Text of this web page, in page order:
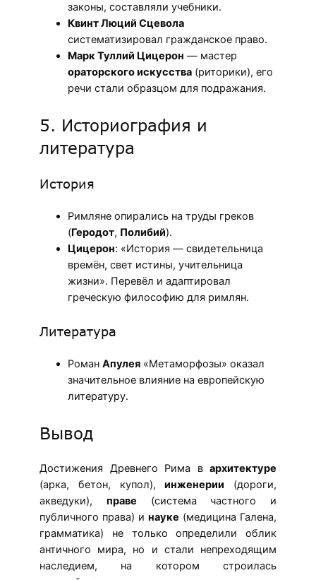
законы, составляли учебники.
Квинт Люций Сцевола
систематизировал гражданское право.
Марк Туллий Цицерон — мастер
ораторского искусства (риторики), его
речи стали образцом для подражания.
5. Историография и
литература
История
Римляне опирались на труды греков
(Геродот, Полибий).
Цицерон: «История — свидетельница
времён, свет истины, учительница
жизни». Перевёл и адаптировал
греческую философию для римлян.
Литература
Роман Апулея «Метаморфозы» оказал
значительное влияние на европейскую
литературу.
Вывод
Достижения Древнего Рима в архитектуре
(арка, бетон, купол),инженерии (дороги,
акведуки), праве (система частного и
публичного права) и науке (медицина Галена,
грамматика) не только определили облик
античного мира, но и стали непреходящим
наследием, на котором строилась